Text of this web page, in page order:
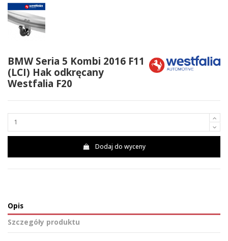
BMW Seria 5 Kombi 2016 F11
(LCI) Hak odkręcany
Westfalia F20
Dodaj do wyceny
Opis
Szczegóły produktu